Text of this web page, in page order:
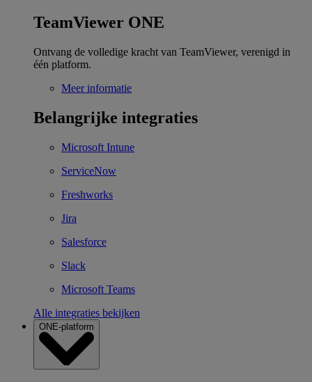
TeamViewer ONE
Ontvang de volledige kracht van TeamViewer, verenigd in
één platform.
Meer informatie
Belangrijke integraties
Microsoft Intune
ServiceNow
Freshworks
Jira
Salesforce
Slack
Microsoft Teams
Alle integraties bekijken
ONE-platform